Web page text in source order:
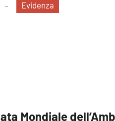
Evidenza
Mondiale